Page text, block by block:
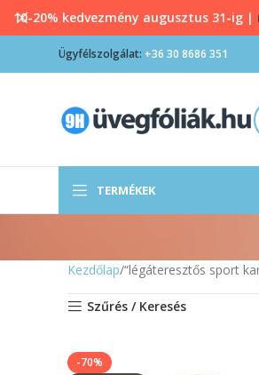
Ügyfélszolgálat: +36 30 8686 351
TERMÉKEK
Kezdőlap “légáteresztős sport
Szűrés / Keresés
-70%
10-20% kedvezmény augusztus 31-ig |